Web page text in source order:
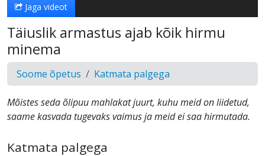
Jaga videot
Täiuslik armastus ajab kõik hirmu
minema
Soome õpetus Katmata palgega
Mõistes seda õlipuu mahlakat juurt, kuhu meid on liidetud,
saame kasvada tugevaks vaimus ja meid ei saa hirmutada.
Katmata palgega